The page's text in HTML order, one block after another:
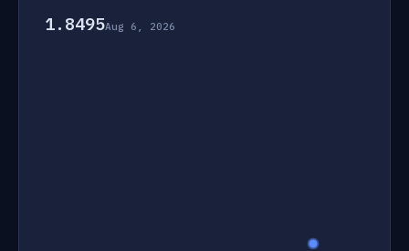
1.8495Aug 6, 2026